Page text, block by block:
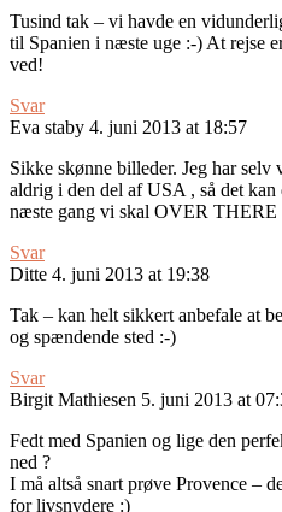
Tusind tak – vi havde en
til Spanien i næste uge :-) At rejse
ved!
Svar
Eva staby 4. juni 2013 at 18:57
Sikke skønne billeder. Jeg har
aldrig i den del af USA , så det
næste gang vi skal OVER THERE
Svar
Ditte 4. juni 2013 at 19:38
Tak – kan helt sikkert anbefale at
og spændende sted :-)
Svar
Birgit Mathiesen 5. juni 2013 at
Fedt med Spanien og lige den
ned ?
I må altså snart prøve Provence –
for livsnydere :)